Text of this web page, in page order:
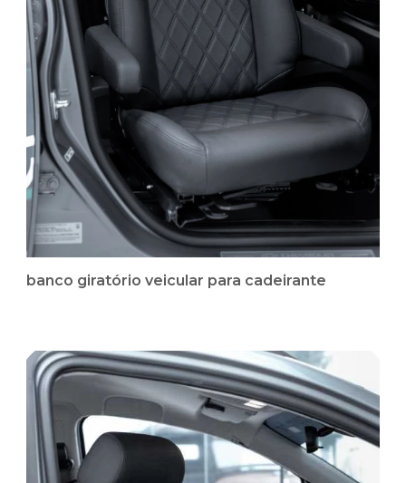
banco giratório veicular para cadeirante